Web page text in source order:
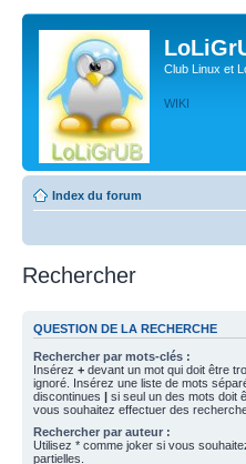
Club Linux et
WIKI
Index du forum
Rechercher
QUESTION DE LA RECHERCHE
Rechercher par mots-clés :
Insérez + devant un mot qui doit être
ignoré. Insérez une liste de mots
discontinues | si seul un des mots doit
vous souhaitez effectuer des
Rechercher par auteur :
Utilisez * comme joker si vous
partielles.